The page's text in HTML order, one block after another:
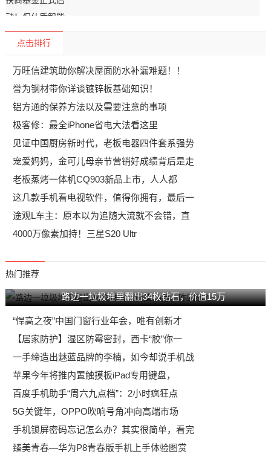
点击排行
万旺信建筑助你解决屋面防水补漏难题！！
誉为钢材带你详谈镀锌板基础知识！
铝方通的保养方法以及需要注意的事项
极客修：最全iPhone省电大法看这里
见证中国厨房新时代，老板电器四件套系强势
宠爱妈妈，金可儿母亲节营销好成绩背后是走
老板蒸烤一体机CQ903新品上市，人人都
这几款手机看电视软件，值得你拥有，最后一
途观L车主：原本以为追随大流就不会错，直
4000万像素加持！三星S20 Ultr
热门推荐
路边一垃圾堆里翻出34枚钻石，价值15万
“悍高之夜”中国门窗行业年会，唯有创新才
【居家防护】湿区防霉密封，西卡“胶”你一
一手缔造出魅蓝品牌的李楠，如今却说手机战
苹果今年将推内置触摸板iPad专用键盘，
百度手机助手“周六九点档”：2小时疯狂点
5G关键年，OPPO吹响号角冲向高端市场
手机锁屏密码忘记怎么办？其实很简单，看完
臻美青春—华为P8青春版手机上手体验图赏